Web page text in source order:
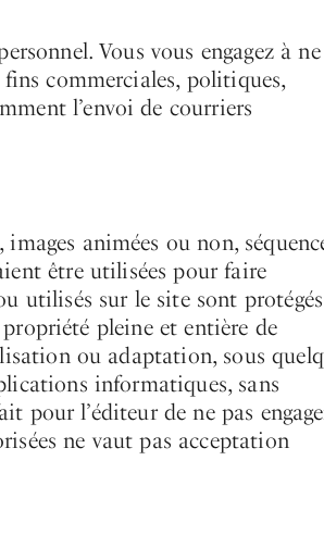
Vous vous engagez à ne
commerciales, politiques,
l’envoi de courriers
animées ou non,
être utilisées pour faire
utilisés sur le site sont protégés
pleine et entière de
ou adaptation, sous
informatiques, sans
pour l’éditeur de ne pas
ne vaut pas acceptation